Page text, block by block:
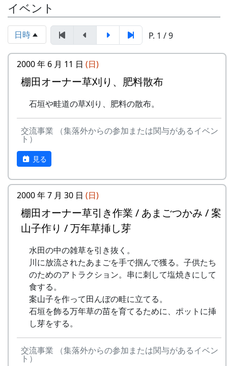
京都府立大学大学院歴史学専攻 山内愛弓
座談会
参加申込みについて
参加費 : 無料
申込み・問い合せ先 : 那珂ふれあい館
多可町中区東山 539-3
TEL 0795-32-0685 FAX 0795-30-2730
12月3日（日）、県内外から総勢20数名の参加者
を得て、棚田の石積みワークショップが開催され
ました。最初に簡単な自己紹介。遠くは長崎県や
和歌山県からも参加があったり、老若男女、職業
も関心もバラバラ、非常にバラエティーに富んだ
メンバーでした。
開催日
内容
⽯積みの保全に取り組む「⽯積み学校」の⾦⼦⽒
にお越しいただき⽯積みのワークショップを通じ
タイムテーブル
10:00 集合、金子氏によるお話、説明
10:00 ～ 13:30 休憩（簡単な炊き出しを
予定）
13:30 ～ 石積み実技講習
16:00 終了
主催
イベント
日時 P. 1 / 9
2000 年 6 月 11 日 (日)
棚田オーナー草刈り、肥料散布
石垣や畦道の草刈り、肥料の散布。
交流事業 （集落外からの参加または関与があるイベン
ト）
見る
2000 年 7 月 30 日 (日)
棚田オーナー草引き作業 / あまごつかみ / 案
山子作り / 万年草挿し芽
水田の中の雑草を引き抜く。
川に放流されたあまごを手で掴んで獲る。子供たち
のためのアトラクション。串に刺して塩焼きにして
食する。
案山子を作って田んぼの畦に立てる。
石垣を飾る万年草の苗を育てるために、ポットに挿
し芽をする。
交流事業 （集落外からの参加または関与があるイベン
ト）